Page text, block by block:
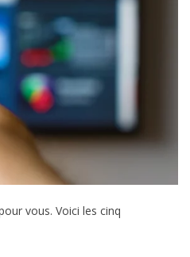
vous. Voici les cinq